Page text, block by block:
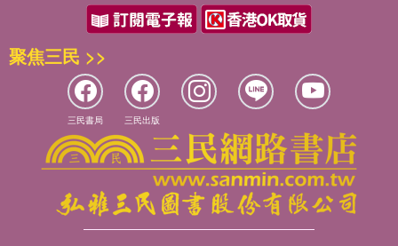
聚焦三民 >>
三民書局 三民出版